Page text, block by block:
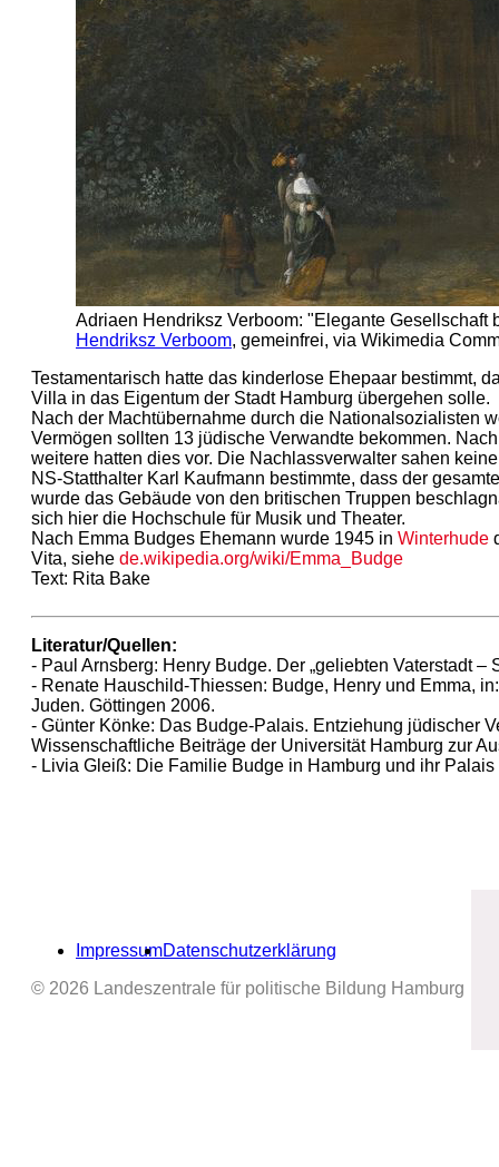
Adriaen Hendriksz Verboom: "Elegante
Hendriksz Verboom, gemeinfrei, via Wikimedia
Testamentarisch hatte das kinderlose Ehepaar bestimmt,
Villa in das Eigentum der Stadt Hamburg übergehen solle.
Nach der Machtübernahme durch die Nationalsozialisten
Vermögen sollten 13 jüdische Verwandte bekommen.
weitere hatten dies vor. Die Nachlassverwalter sahen
NS-Statthalter Karl Kaufmann bestimmte, dass der
wurde das Gebäude von den britischen Truppen
sich hier die Hochschule für Musik und Theater.
Nach Emma Budges Ehemann wurde 1945 in Winterhude
Vita, siehe de.wikipedia.org/wiki/Emma_Budge
Text: Rita Bake
Literatur/Quellen:
- Paul Arnsberg: Henry Budge. Der „geliebten Vaterstadt –
- Renate Hauschild-Thiessen: Budge, Henry und Emma,
Juden. Göttingen 2006.
- Günter Könke: Das Budge-Palais. Entziehung jüdischer
Wissenschaftliche Beiträge der Universität Hamburg zur
- Livia Gleiß: Die Familie Budge in Hamburg und ihr
ImpressumDatenschutzerklärung
© 2026 Landeszentrale für politische Bildung Hamburg